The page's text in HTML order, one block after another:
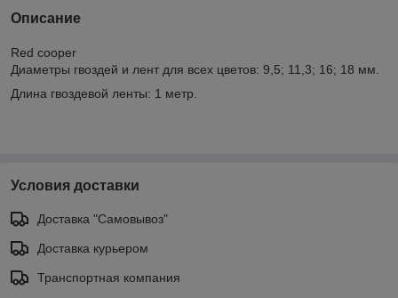
Описание
Red cooper
Диаметры гвоздей и лент для всех цветов: 9,5; 11,3; 16; 18 мм.
Длина гвоздевой ленты: 1 метр.
Условия доставки
Доставка "Самовывоз"
Доставка курьером
Транспортная компания